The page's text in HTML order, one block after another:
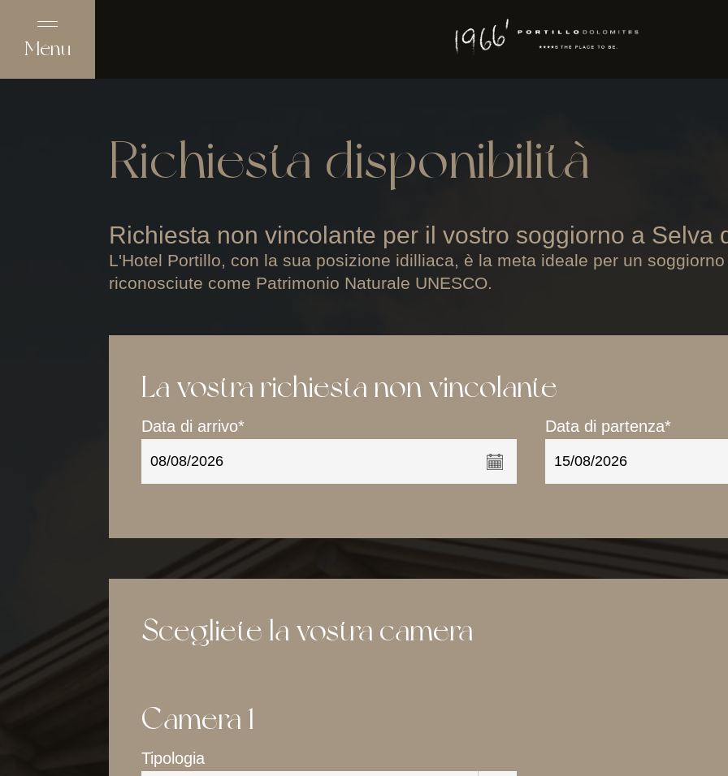
Menu
Richiesta disponibilità
Richiesta non vincolante per il vostro soggiorno a Selva
L'Hotel Portillo, con la sua posizione idilliaca, è la meta ideale per un
riconosciute come Patrimonio Naturale UNESCO.
La vostra richiesta non vincolante
Data di arrivo* Data di partenza*
Scegliete la vostra camera
Camera 1
Tipologia